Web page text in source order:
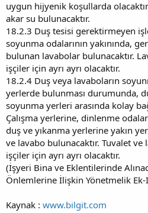
uygun hijyenik koşullarda
akar su bulunacaktır.
18.2.3 Duş tesisi gerektirmeyen
soyunma odalarının yakınında,
bulunan lavabolar bulunacaktır.
işçiler için ayrı ayrı olacaktır.
18.2.4 Duş veya lavaboların
yerlerde bulunması durumunda,
soyunma yerleri arasında kolay
Çalışma yerlerine, dinlenme
duş ve yıkanma yerlerine yakın
ve lavabo bulunacaktır. Tuvalet ve
işçiler için ayrı ayrı olacaktır.
(İşyeri Bina ve Eklentilerinde
Önlemlerine İlişkin Yönetmelik Ek-
Kaynak : www.bilgit.com